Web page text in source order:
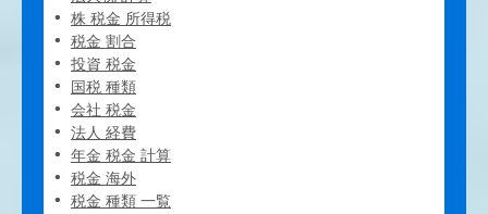
株 税金 所得税
税金 割合
投資 税金
国税 種類
会社 税金
法人 経費
年金 税金 計算
税金 海外
税金 種類 一覧